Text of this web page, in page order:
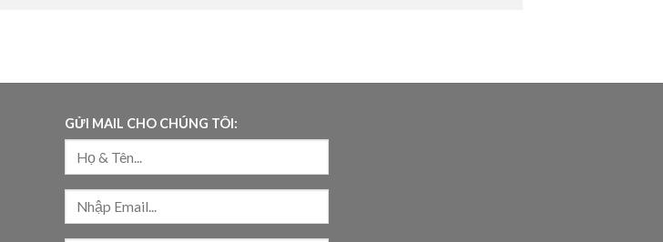
GỬI MAIL CHO CHÚNG TÔI: